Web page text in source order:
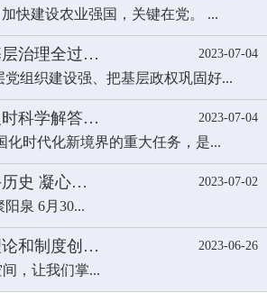
快建设农业强国，关键在党。 ...
治理全过… 2023-07-04
组织建设强、把基层政权巩固好...
时科学解答… 2023-07-04
化时代化新境界的重大任务，是...
历史 凝心… 2023-07-02
泉 6月30...
和制度创… 2023-06-26
间，让我们掌...